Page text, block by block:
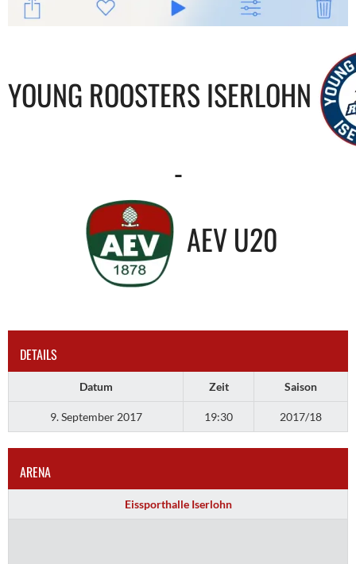
YOUNG ROOSTERS ISERLOHN
-
AEV U20
DETAILS
Datum Zeit Saison
9. September 2017 19:30 2017/18
ARENA
Eissporthalle Iserlohn